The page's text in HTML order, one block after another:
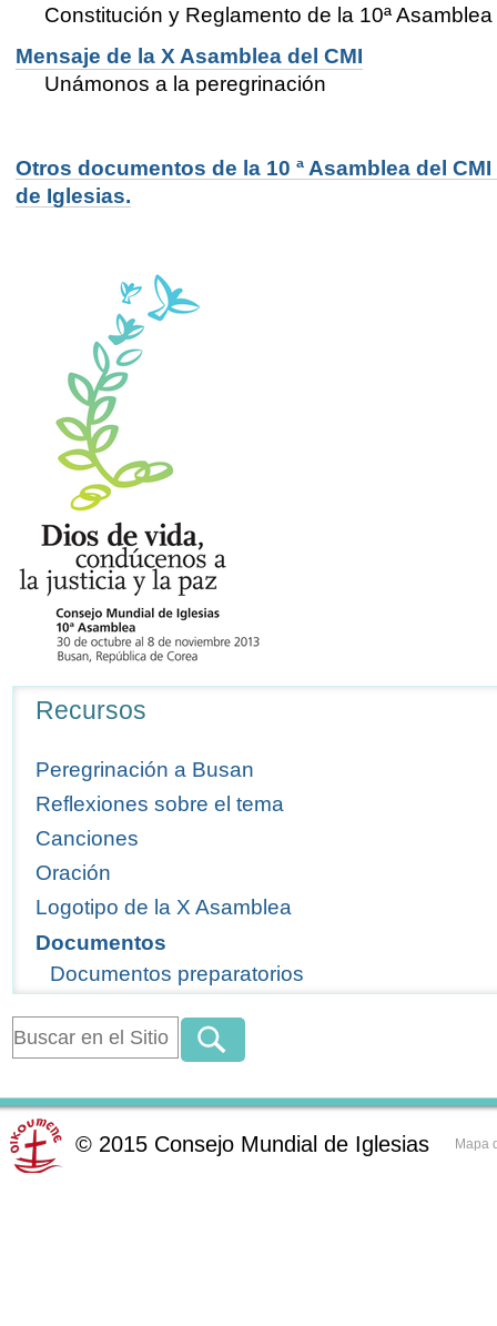
Constitución y Reglamento de la 10ª
Mensaje de la X Asamblea del CMI
Unámonos a la peregrinación
Otros documentos de la 10 ª Asamblea del
de Iglesias.
Recursos
Peregrinación a Busan
Reflexiones sobre el tema
Canciones
Oración
Logotipo de la X Asamblea
Documentos
Documentos preparatorios
© 2015 Consejo Mundial de Iglesias Mapa